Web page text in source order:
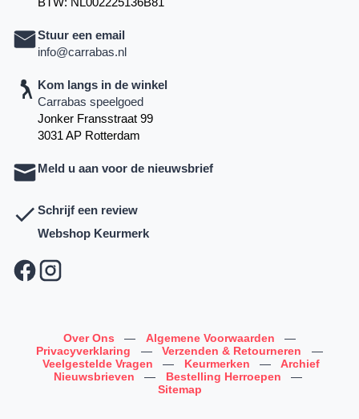
Stuur een email
info@carrabas.nl
Kom langs in de winkel
Carrabas speelgoed
Jonker Fransstraat 99
3031 AP Rotterdam
Meld u aan voor de nieuwsbrief
Schrijf een review
Webshop Keurmerk
Over Ons — Algemene Voorwaarden
—
Privacyverklaring
— Verzenden & Retourneren
—
Veelgestelde Vragen
— Keurmerken —
Archief
Nieuwsbrieven
— Bestelling Herroepen
—
Sitemap